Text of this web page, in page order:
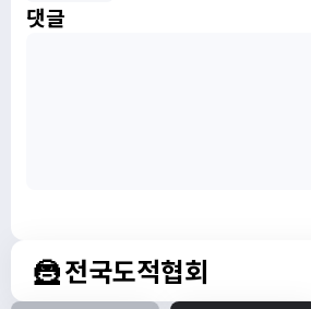
댓글
🦹 전국도적협회